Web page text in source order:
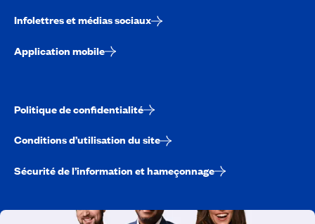
Infolettres et médias sociaux
Application mobile
Politique de confidentialité
Conditions d’utilisation du site
Sécurité de l’information et hameçonnage